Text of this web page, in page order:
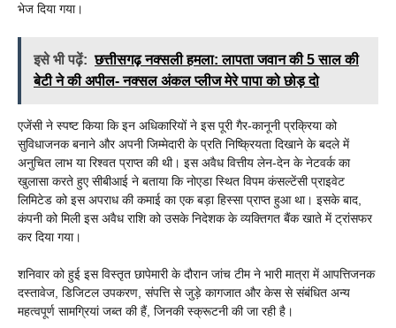
भेज दिया गया।
इसे भी पढ़ें: छत्तीसगढ़ नक्सली हमला: लापता जवान की 5 साल की
बेटी ने की अपील- नक्सल अंकल प्लीज मेरे पापा को छोड़ दो
एजेंसी ने स्पष्ट किया कि इन अधिकारियों ने इस पूरी गैर-कानूनी प्रक्रिया को
सुविधाजनक बनाने और अपनी जिम्मेदारी के प्रति निष्क्रियता दिखाने के बदले में
अनुचित लाभ या रिश्वत प्राप्त की थी। इस अवैध वित्तीय लेन-देन के नेटवर्क का
खुलासा करते हुए सीबीआई ने बताया कि नोएडा स्थित विपम कंसल्टेंसी प्राइवेट
लिमिटेड को इस अपराध की कमाई का एक बड़ा हिस्सा प्राप्त हुआ था। इसके बाद,
कंपनी को मिली इस अवैध राशि को उसके निदेशक के व्यक्तिगत बैंक खाते में ट्रांसफर
कर दिया गया।
शनिवार को हुई इस विस्तृत छापेमारी के दौरान जांच टीम ने भारी मात्रा में आपत्तिजनक
दस्तावेज, डिजिटल उपकरण, संपत्ति से जुड़े कागजात और केस से संबंधित अन्य
महत्वपूर्ण सामग्रियां जब्त की हैं, जिनकी स्क्रूटनी की जा रही है।